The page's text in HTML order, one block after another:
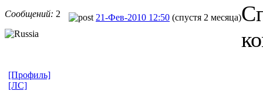
Сообщений: 2 21-Фев-2010 12:50 (спустя 2 месяца)
[Профиль]
[ЛС]